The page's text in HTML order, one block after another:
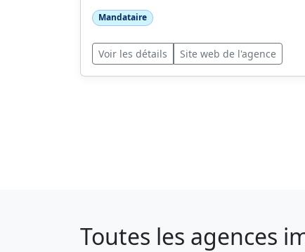
Mandataire
Voir les détails Site web de l'agence
Toutes les agences